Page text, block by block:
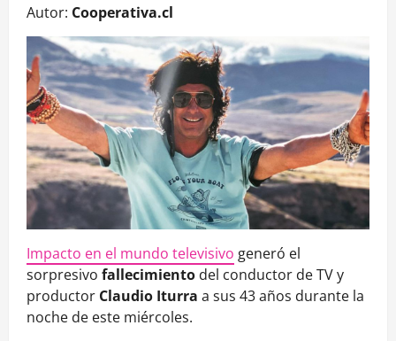
Autor: Cooperativa.cl
Impacto en el mundo televisivo generó el
sorpresivo fallecimiento del conductor de TV y
productor Claudio Iturra a sus 43 años durante la
noche de este miércoles.